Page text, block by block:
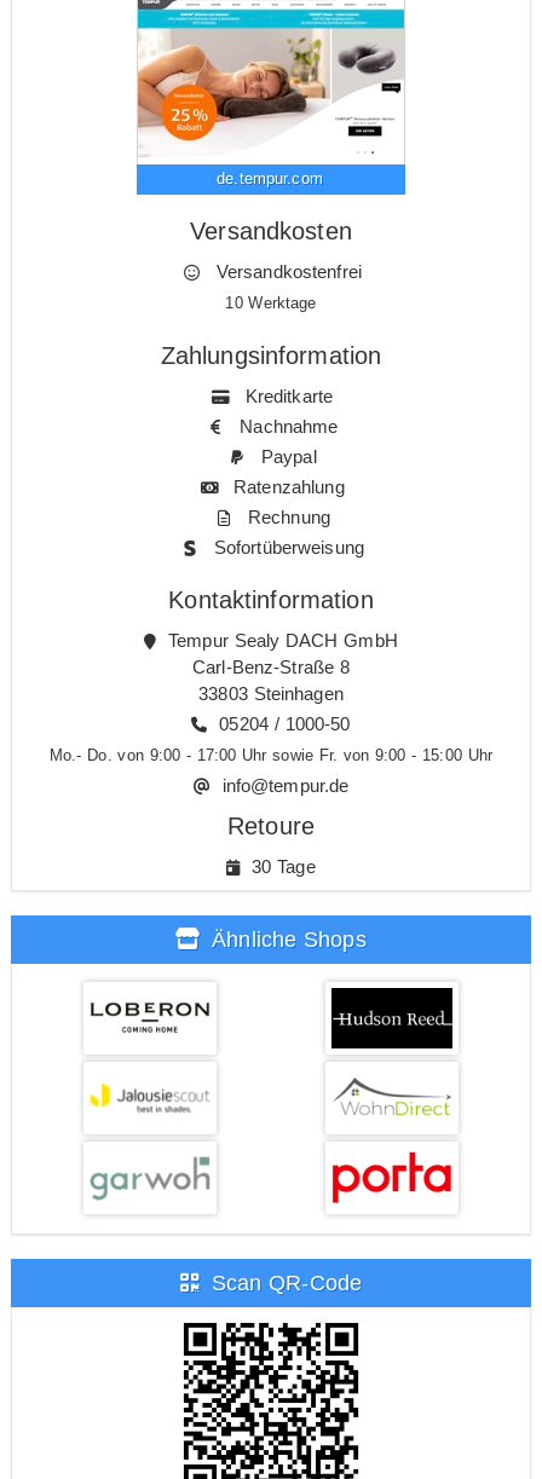
de.tempur.com
Versandkosten
Versandkostenfrei
10 Werktage
Zahlungsinformation
Kreditkarte
Nachnahme
Paypal
Ratenzahlung
Rechnung
Sofortüberweisung
Kontaktinformation
Tempur Sealy DACH GmbH
Carl-Benz-Straße 8
33803 Steinhagen
05204 / 1000-50
Mo.- Do. von 9:00 - 17:00 Uhr sowie Fr. von 9:00 - 15:00 Uhr
info@tempur.de
Retoure
30 Tage
Ähnliche Shops
Scan QR-Code